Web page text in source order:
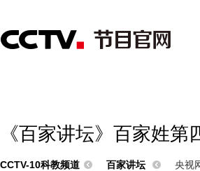
《百家讲坛》百家姓
CCTV-10科教频道 百家讲坛 央视